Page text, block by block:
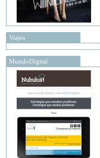
Viajes
MundoDigital